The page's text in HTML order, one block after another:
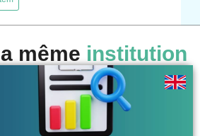
même institution